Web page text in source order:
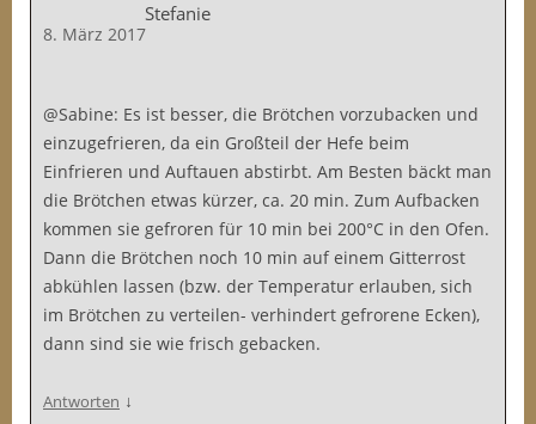
Stefanie
8. März 2017
@Sabine: Es ist besser, die Brötchen vorzubacken und
einzugefrieren, da ein Großteil der Hefe beim
Einfrieren und Auftauen abstirbt. Am Besten bäckt man
die Brötchen etwas kürzer, ca. 20 min. Zum Aufbacken
kommen sie gefroren für 10 min bei 200°C in den Ofen.
Dann die Brötchen noch 10 min auf einem Gitterrost
abkühlen lassen (bzw. der Temperatur erlauben, sich
im Brötchen zu verteilen- verhindert gefrorene Ecken),
dann sind sie wie frisch gebacken.
Antworten ↓